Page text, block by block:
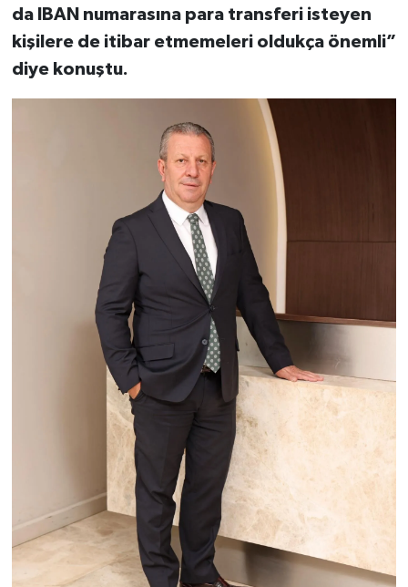
da IBAN numarasına para transferi isteyen
kişilere de itibar etmemeleri oldukça önemli”
diye konuştu.